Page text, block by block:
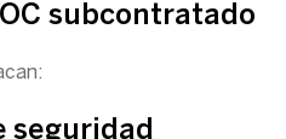
subcontratado
seguridad